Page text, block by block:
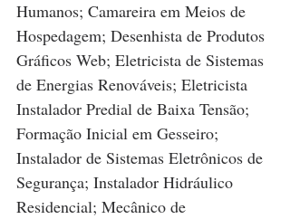
Humanos; Camareira em Meios de
Hospedagem; Desenhista de Produtos
Gráficos Web; Eletricista de Sistemas
de Energias Renováveis; Eletricista
Instalador Predial de Baixa Tensão;
Formação Inicial em Gesseiro;
Instalador de Sistemas Eletrônicos de
Segurança; Instalador Hidráulico
Residencial; Mecânico de